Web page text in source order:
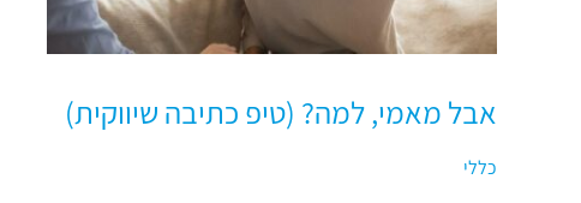
אבל מאמי, למה? (טיפ כתיבה שיווקית)
כללי